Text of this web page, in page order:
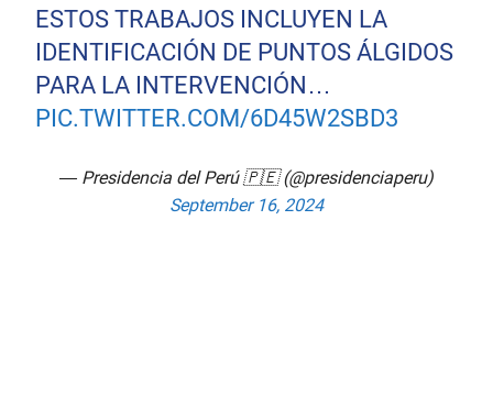
ESTOS TRABAJOS INCLUYEN LA
IDENTIFICACIÓN DE PUNTOS ÁLGIDOS
PARA LA INTERVENCIÓN…
PIC.TWITTER.COM/6D45W2SBD3
— Presidencia del Perú 🇵🇪 (@presidenciaperu)
September 16, 2024